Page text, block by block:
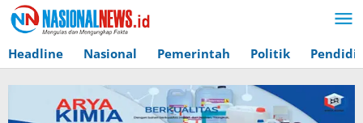
Lewati
ke
konten
Headline Nasional Pemerintah Politik